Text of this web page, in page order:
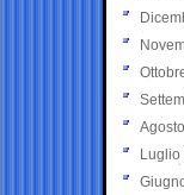
Luglio